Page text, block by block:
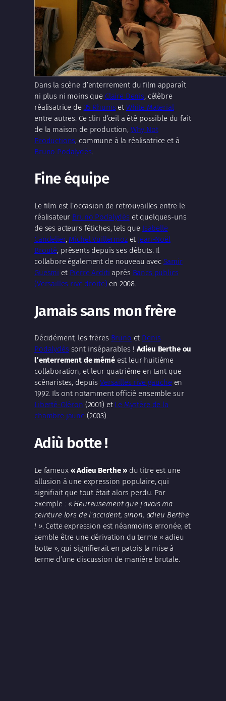
Dans la scène d’enterrement du film apparaît
ni plus ni moins que Claire Denis, célèbre
réalisatrice de 35 Rhumset White Material
entre autres. Ce clin d’œil a été possible du fait
de la maison de production, Why Not
Productions, commune à la réalisatrice et à
Bruno Podalydès.
Fine équipe
Le film est l’occasion de retrouvailles entre le
réalisateur Bruno Podalydèset quelques-uns
de ses acteurs fétiches, tels que Isabelle
Candelier, Michel Vuillermozet Jean-Noël
Brouté, présents depuis ses débuts. Il
collabore également de nouveau avec Samir
Guesmi et Pierre Arditi après Bancs publics
(Versailles rive droite) en 2008.
Jamais sans mon frère
Décidément, les frères Bruno et Denis
Podalydèssont inséparables ! Adieu Berthe ou
l’enterrement de méméest leur huitième
collaboration, et leur quatrième en tant que
scénaristes, depuis Versailles rive gaucheen
1992. Ils ont notamment officié ensemble sur
Liberté-Oléron (2001) et Le Mystère de la
chambre jaune (2003).
Adiù botte !
Le fameux « Adieu Berthe » du titre est une
allusion à une expression populaire, qui
signifiait que tout était alors perdu. Par
exemple : « Heureusement que j’avais ma
ceinture lors de l’accident, sinon, adieu Berthe
! ». Cette expression est néanmoins erronée, et
semble être une dérivation du terme « adieu
botte », qui signifierait en patois la mise à
terme d’une discussion de manière brutale.